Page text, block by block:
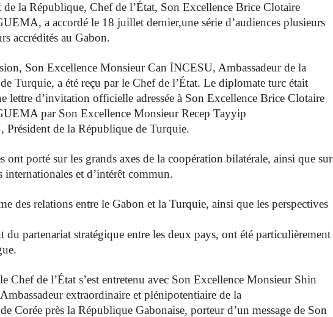
de la République, Chef de l’État, Son Excellence Brice Clotaire
a accordé le 18 juillet dernier,une série d’audiences plusieurs
accrédités au Gabon.
Son Excellence Monsieur Can İNCESU, Ambassadeur de la
Turquie, a été reçu par le Chef de l’État. Le diplomate turc était
lettre d’invitation officielle adressée à Son Excellence Brice Clotaire
par Son Excellence Monsieur Recep Tayyip
de la République de Turquie.
ont porté sur les grands axes de la coopération bilatérale, ainsi que sur
internationales et d’intérêt commun.
des relations entre le Gabon et la Turquie, ainsi que les perspectives
du partenariat stratégique entre les deux pays, ont été particulièrement
Chef de l’État s’est entretenu avec Son Excellence Monsieur Shin
extraordinaire et plénipotentiaire de la
Corée près la République Gabonaise, porteur d’un message de Son